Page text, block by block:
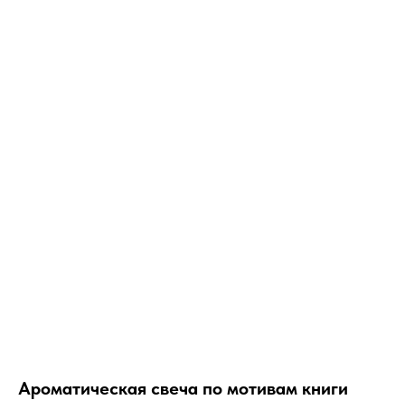
Ароматическая свеча по мотивам книги